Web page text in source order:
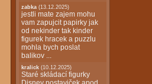
zabka (13.12.2025)
jestli mate zajem mohu
vam zapujcit papirky jak
od nekinder tak kinder
figurek hracek a puzzlu
mohla bych poslat
balikov ...
kralick (10.12.2025)
Staré skládací figurky